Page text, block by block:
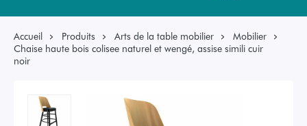
Accueil Produits Arts de la table mobilier
Mobilier
Chaise haute bois colisee naturel et wengé, assise simili cuir
noir